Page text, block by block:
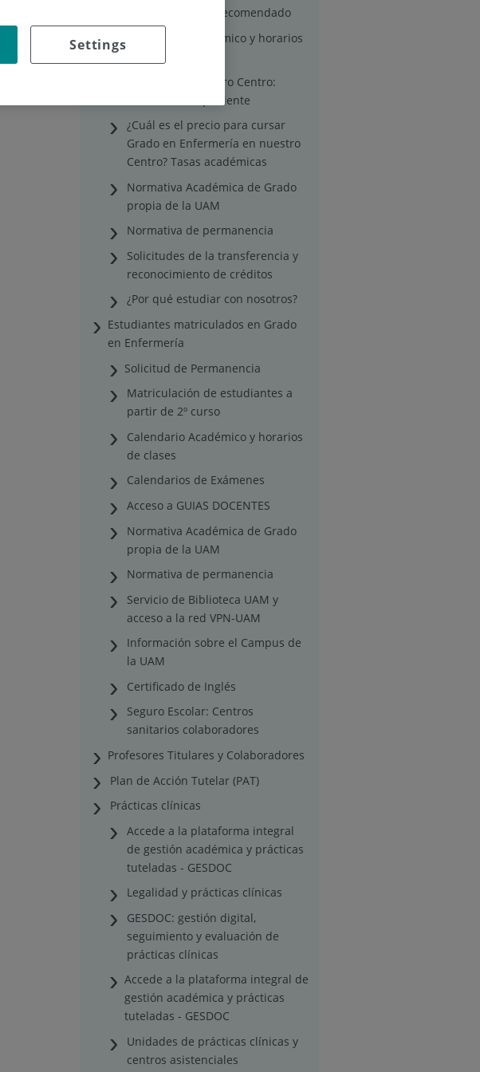
Perfil de ingreso recomendado
Calendario Académico y horarios
Traslado desde otro Centro:
traslado de expediente
¿Cuál es el precio para cursar
Grado en Enfermería en nuestro
Centro? Tasas académicas
Normativa Académica de Grado
propia de la UAM
Normativa de permanencia
Solicitudes de la transferencia y
reconocimiento de créditos
¿Por qué estudiar con nosotros?
Estudiantes matriculados en Grado
en Enfermería
Solicitud de Permanencia
Matriculación de estudiantes a
partir de 2º curso
Calendario Académico y horarios
de clases
Calendarios de Exámenes
Acceso a GUIAS DOCENTES
Normativa Académica de Grado
propia de la UAM
Normativa de permanencia
Servicio de Biblioteca UAM y
acceso a la red VPN-UAM
Información sobre el Campus de
la UAM
Certificado de Inglés
Seguro Escolar: Centros
sanitarios colaboradores
Profesores Titulares y Colaboradores
Plan de Acción Tutelar (PAT)
Prácticas clínicas
Accede a la plataforma integral
de gestión académica y prácticas
tuteladas - GESDOC
Legalidad y prácticas clínicas
GESDOC: gestión digital,
seguimiento y evaluación de
prácticas clínicas
Accede a la plataforma integral de
gestión académica y prácticas
tuteladas - GESDOC
Unidades de prácticas clínicas y
centros asistenciales
Settings